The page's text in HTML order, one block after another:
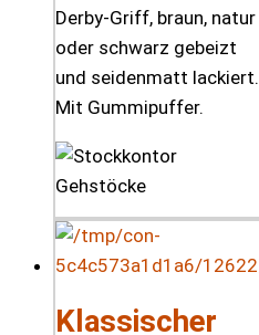
Derby-Griff, braun, natur
oder schwarz gebeizt
und seidenmatt lackiert.
Mit Gummipuffer.
Klassischer